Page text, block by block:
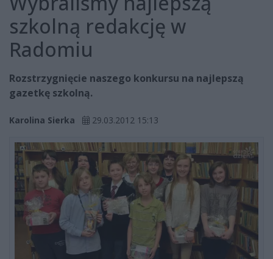
szkolną redakcję w
Radomiu
Rozstrzygnięcie naszego konkursu na najlepszą
gazetkę szkolną.
Karolina Sierka 29.03.2012 15:13